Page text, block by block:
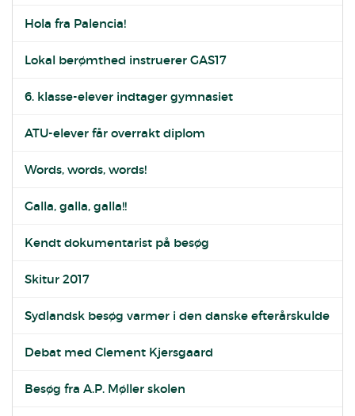
Hola fra Palencia!
Lokal berømthed instruerer GAS17
6. klasse-elever indtager gymnasiet
ATU-elever får overrakt diplom
Words, words, words!
Galla, galla, galla!!
Kendt dokumentarist på besøg
Skitur 2017
Sydlandsk besøg varmer i den danske efterårskulde
Debat med Clement Kjersgaard
Besøg fra A.P. Møller skolen